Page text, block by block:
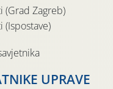
(Grad Zagreb)
(Ispostave)
UPRAVE